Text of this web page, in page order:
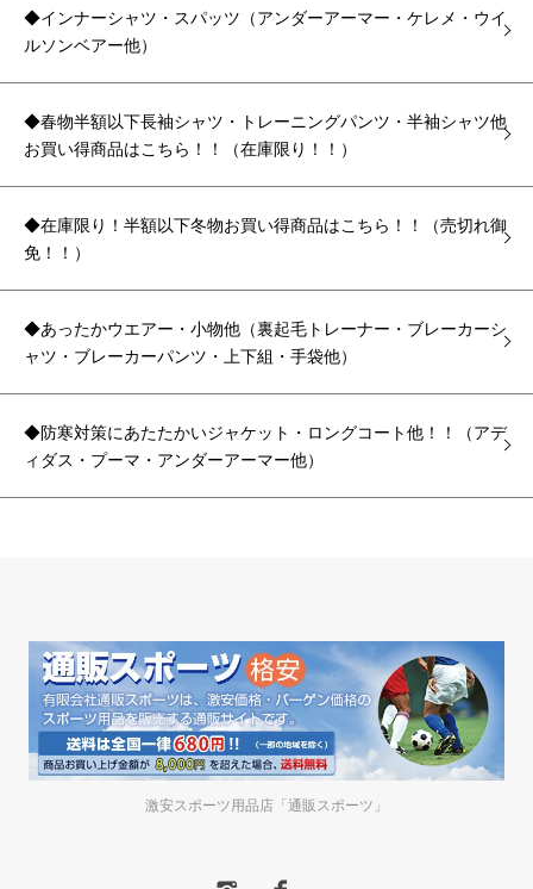
◆インナーシャツ・スパッツ（アンダーアーマー・ケレメ・ウイ
ルソンベアー他）
◆春物半額以下長袖シャツ・トレーニングパンツ・半袖シャツ他
お買い得商品はこちら！！（在庫限り！！）
◆在庫限り！半額以下冬物お買い得商品はこちら！！（売切れ御
免！！）
◆あったかウエアー・小物他（裏起毛トレーナー・ブレーカーシ
ャツ・ブレーカーパンツ・上下組・手袋他）
◆防寒対策にあたたかいジャケット・ロングコート他！！（アデ
ィダス・プーマ・アンダーアーマー他）
激安スポーツ用品店「通販スポーツ」